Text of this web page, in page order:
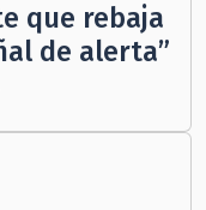
que rebaja
de alerta”